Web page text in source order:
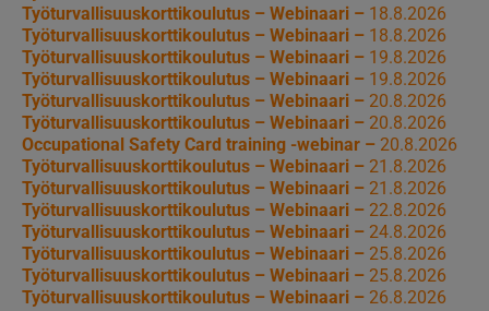
Työturvallisuuskorttikoulutus – Webinaari – 18.8.2026
Työturvallisuuskorttikoulutus – Webinaari – 18.8.2026
Työturvallisuuskorttikoulutus – Webinaari – 19.8.2026
Työturvallisuuskorttikoulutus – Webinaari – 19.8.2026
Työturvallisuuskorttikoulutus – Webinaari – 20.8.2026
Työturvallisuuskorttikoulutus – Webinaari – 20.8.2026
Occupational Safety Card training -webinar – 20.8.2026
Työturvallisuuskorttikoulutus – Webinaari – 21.8.2026
Työturvallisuuskorttikoulutus – Webinaari – 21.8.2026
Työturvallisuuskorttikoulutus – Webinaari – 22.8.2026
Työturvallisuuskorttikoulutus – Webinaari – 24.8.2026
Työturvallisuuskorttikoulutus – Webinaari – 25.8.2026
Työturvallisuuskorttikoulutus – Webinaari – 25.8.2026
Työturvallisuuskorttikoulutus – Webinaari – 26.8.2026